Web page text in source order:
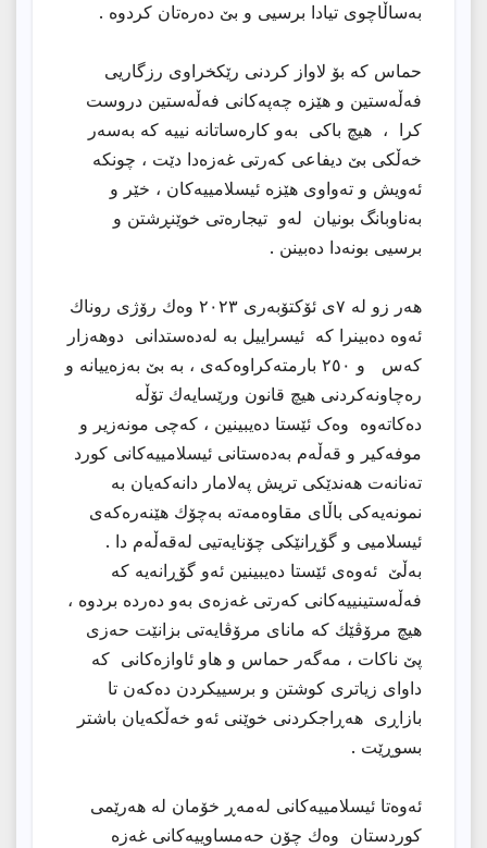
بەساڵاچوی تیادا برسیی و بێ دەرەتان کردوە .
حماس کە بۆ لاواز کردنی رێکخراوی رزگاریی
فەڵەستین و هێزە چەپەکانی فەڵەستین دروست
کرا ، هیچ باکی بەو کارەساتانە نییە کە بەسەر
خەڵکی بێ دیفاعی کەرتی غەزەدا دێت ، چونکە
ئەویش و تەواوی هێزە ئیسلامییەکان ، خێر و
بەناوبانگ بونیان لەو تیجارەتی خوێنڕشتن و
برسیی بونەدا دەبینن .
هەر زو لە ٧ی ئۆکتۆبەری ٢٠٢٣ وەك رۆژی روناك
ئەوە دەبینرا کە ئیسراییل بە لەدەستدانی دوهەزار
کەس و ٢٥٠ بارمتەکراوەکەی ، بە بێ بەزەییانە و
رەچاونەکردنی هیچ قانون ورێسایەك تۆڵە
دەکاتەوە وەک ئێستا دەیبینین ، کەچی مونەزیر و
موفەکیر و قەڵەم بەدەستانی ئیسلامییەکانی کورد
تەنانەت هەندێکی تریش پەلامار دانەکەیان بە
نمونەیەکی باڵای مقاوەمەتە بەچۆك هێنەرەکەی
ئیسلامیی و گۆڕانێکی چۆنایەتیی لەقەڵەم دا .
بەڵێ ئەوەی ئێستا دەیبینین ئەو گۆڕانەیە کە
فەڵەستینییەکانی کەرتی غەزەی بەو دەردە بردوە ،
هیچ مرۆڤێك کە مانای مرۆڤایەتی بزانێت حەزی
پێ ناکات ، مەگەر حماس و هاو ئاوازەکانی کە
داوای زیاتری کوشتن و برسییکردن دەکەن تا
بازاڕی هەڕاجکردنی خوێنی ئەو خەڵکەیان باشتر
بسوڕێت .
ئەوەتا ئیسلامییەکانی لەمەڕ خۆمان لە هەرێمی
کوردستان وەك چۆن حەمساوییەکانی غەزە